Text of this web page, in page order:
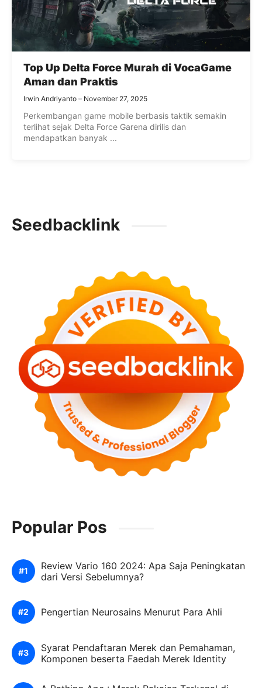
Top Up Delta Force Murah di VocaGame
Aman dan Praktis
Irwin Andriyanto November 27, 2025
Perkembangan game mobile berbasis taktik semakin
terlihat sejak Delta Force Garena dirilis dan
mendapatkan banyak ...
Seedbacklink
Popular Pos
Review Vario 160 2024: Apa Saja Peningkatan
dari Versi Sebelumnya?
Pengertian Neurosains Menurut Para Ahli
Syarat Pendaftaran Merek dan Pemahaman,
Komponen beserta Faedah Merek Identity